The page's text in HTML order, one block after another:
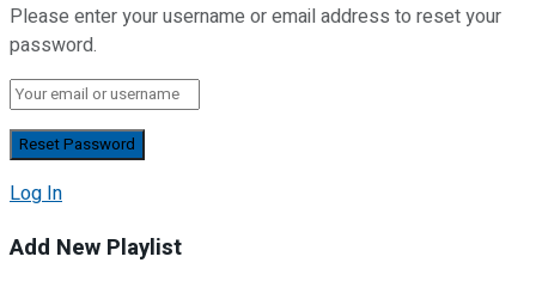
Please enter your username or email address to reset your
password.
Log In
Add New Playlist